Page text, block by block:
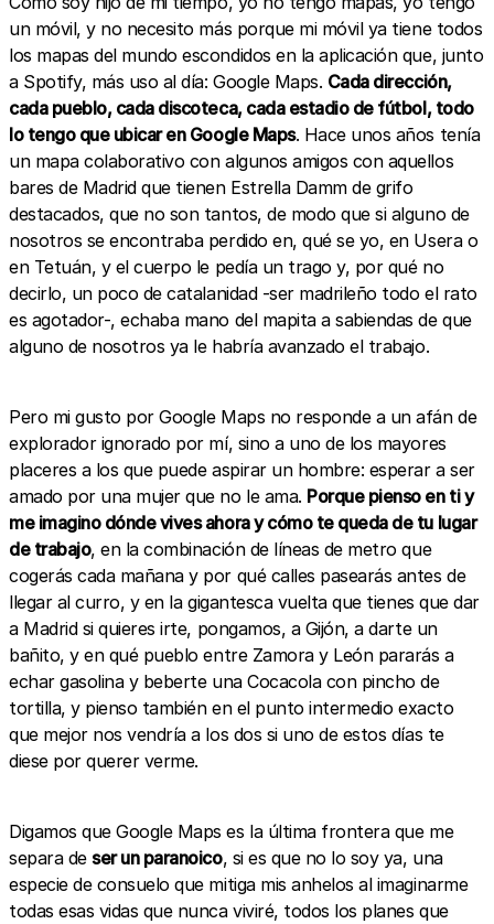
un móvil, y no necesito más porque mi móvil ya tiene todos
los mapas del mundo escondidos en la aplicación que, junto
a Spotify, más uso al día: Google Maps. Cada dirección,
cada pueblo, cada discoteca, cada estadio de fútbol, todo
lo tengo que ubicar en Google Maps. Hace unos años tenía
un mapa colaborativo con algunos amigos con aquellos
bares de Madrid que tienen Estrella Damm de grifo
destacados, que no son tantos, de modo que si alguno de
nosotros se encontraba perdido en, qué se yo, en Usera o
en Tetuán, y el cuerpo le pedía un trago y, por qué no
decirlo, un poco de catalanidad -ser madrileño todo el rato
es agotador-, echaba mano del mapita a sabiendas de que
alguno de nosotros ya le habría avanzado el trabajo.
Pero mi gusto por Google Maps no responde a un afán de
explorador ignorado por mí, sino a uno de los mayores
placeres a los que puede aspirar un hombre: esperar a ser
amado por una mujer que no le ama. Porque pienso en ti y
me imagino dónde vives ahora y cómo te queda de tu lugar
de trabajo, en la combinación de líneas de metro que
cogerás cada mañana y por qué calles pasearás antes de
llegar al curro, y en la gigantesca vuelta que tienes que dar
a Madrid si quieres irte, pongamos, a Gijón, a darte un
bañito, y en qué pueblo entre Zamora y León pararás a
echar gasolina y beberte una Cocacola con pincho de
tortilla, y pienso también en el punto intermedio exacto
que mejor nos vendría a los dos si uno de estos días te
diese por querer verme.
Digamos que Google Maps es la última frontera que me
separa deser un paranoico, si es que no lo soy ya, una
especie de consuelo que mitiga mis anhelos al imaginarme
todas esas vidas que nunca viviré, todos los planes que